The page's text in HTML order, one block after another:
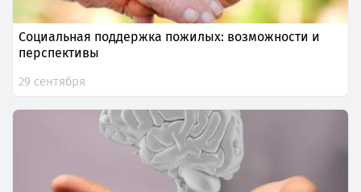
Социальная поддержка пожилых: возможности и
перспективы
29 сентября